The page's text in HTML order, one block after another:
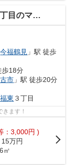
ンション
今福鶴見 」駅 徒歩
歩18分
市 」駅 徒歩20分
東 ３丁目
ます！
：3,000円 )
15万円
㎡